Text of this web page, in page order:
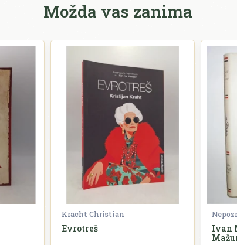
Možda vas zanima
Kracht Christian
Evrotreš
Ivan